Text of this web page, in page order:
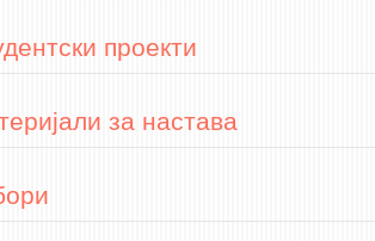
проекти
за настава